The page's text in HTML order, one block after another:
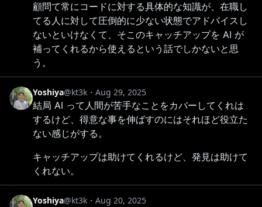
顧問て常にコードに対する具体的な知識が、在職し
てる人に対して圧倒的に少ない状態でアドバイスし
ないといけなくて、そこのキャッチアップを AI が
補ってくれるから使えるという話でしかないと思
う。
Yoshiya@kt3k ・ Aug 29, 2025
結局 AI って人間が苦手なことをカバーしてくれは
するけど、得意な事を伸ばすのにはそれほど役立た
ない感じがする。
キャッチアップは助けてくれるけど、発見は助けて
くれない。
Yoshiya@kt3k ・ Aug 20, 2025